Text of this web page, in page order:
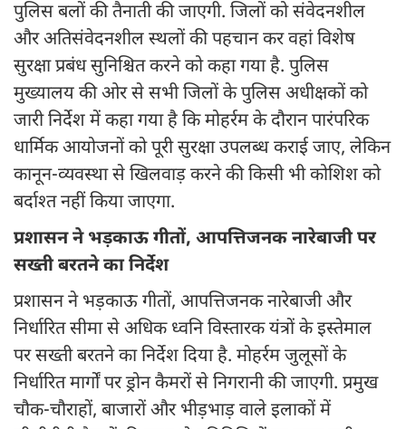
पुलिस बलों की तैनाती की जाएगी. जिलों को संवेदनशील
और अतिसंवेदनशील स्थलों की पहचान कर वहां विशेष
सुरक्षा प्रबंध सुनिश्चित करने को कहा गया है. पुलिस
मुख्यालय की ओर से सभी जिलों के पुलिस अधीक्षकों को
जारी निर्देश में कहा गया है कि मोहर्रम के दौरान पारंपरिक
धार्मिक आयोजनों को पूरी सुरक्षा उपलब्ध कराई जाए, लेकिन
कानून-व्यवस्था से खिलवाड़ करने की किसी भी कोशिश को
बर्दाश्त नहीं किया जाएगा.
प्रशासन ने भड़काऊ गीतों, आपत्तिजनक नारेबाजी पर
सख्ती बरतने का निर्देश
प्रशासन ने भड़काऊ गीतों, आपत्तिजनक नारेबाजी और
निर्धारित सीमा से अधिक ध्वनि विस्तारक यंत्रों के इस्तेमाल
पर सख्ती बरतने का निर्देश दिया है. मोहर्रम जुलूसों के
निर्धारित मार्गों पर ड्रोन कैमरों से निगरानी की जाएगी. प्रमुख
चौक-चौराहों, बाजारों और भीड़भाड़ वाले इलाकों में